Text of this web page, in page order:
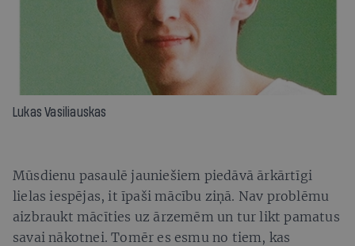
Lukas Vasiliauskas
Mūsdienu pasaulē jauniešiem piedāvā ārkārtīgi
lielas iespējas, it īpaši mācību ziņā. Nav problēmu
aizbraukt mācīties uz ārzemēm un tur likt pamatus
savai nākotnei. Tomēr es esmu no tiem, kas